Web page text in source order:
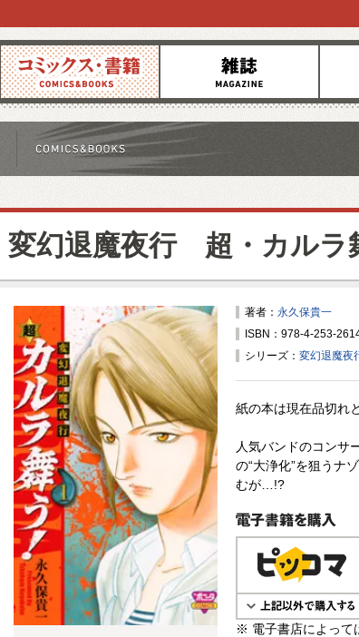
コミックス 雑誌 お知ら
変幻退魔夜行 超・カルラ
著者： 永久保貴一
ISBN：978-4-253-
シリーズ： 変幻退魔
紙の本は現在品切れ
人気バンドのコン
の“大浄化”を狙うナ
むが…!?
電子書籍で購入
※ 電子書店によって